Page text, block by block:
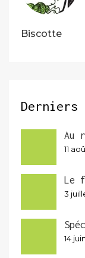
Biscotte
Au
11
Le
3
14